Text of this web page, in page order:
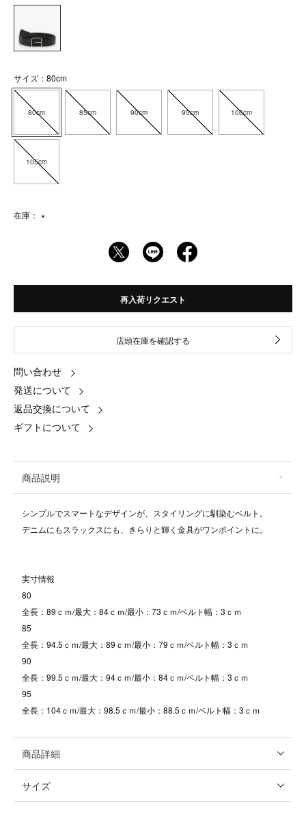
サイズ：80cm
80cm 85cm 90cm 95cm 100cm
105cm
在庫： ×
再入荷リクエスト
店頭在庫を確認する
問い合わせ
発送について
返品交換について
ギフトについて
商品説明
シンプルでスマートなデザインが、スタイリングに馴染むベルト。
デニムにもスラックスにも、きらりと輝く金具がワンポイントに。
実寸情報
80
全長：89ｃｍ/最大：84ｃｍ/最小：73ｃｍ/ベルト幅：3ｃｍ
85
全長：94.5ｃｍ/最大：89ｃｍ/最小：79ｃｍ/ベルト幅：3ｃｍ
90
全長：99.5ｃｍ/最大：94ｃｍ/最小：84ｃｍ/ベルト幅：3ｃｍ
95
全長：104ｃｍ/最大：98.5ｃｍ/最小：88.5ｃｍ/ベルト幅：3ｃｍ
商品詳細
サイズ